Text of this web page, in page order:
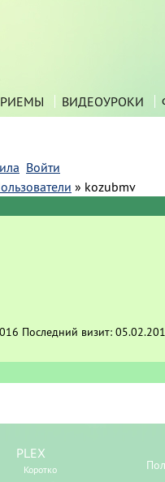
ВИДЕОУРОКИ
Войти
» kozubmv
Последний визит:
PLEX
Коротко